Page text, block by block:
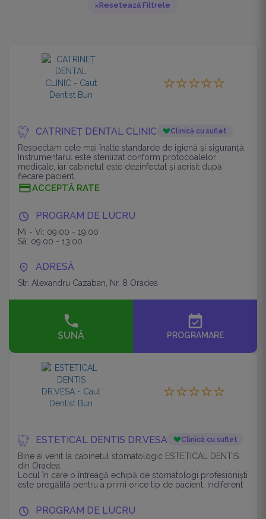
Resetează Filtrele
CATRINEȚ DENTAL CLINIC Clinică cu suflet
Respectăm cele mai înalte standarde de igienă și siguranță.
Instrumentarul este sterilizat conform protocoalelor
medicale, iar cabinetul este dezinfectat și aerisit după
fiecare pacient.
ACCEPTĂ RATE
PROGRAM DE LUCRU
Mi - Vi: 09:00 - 19:00
Sâ: 09:00 - 13:00
ADRESĂ
Str. Alexandru Cazaban, Nr. 8 Oradea
SUNĂ
event_available
PROGRAMARE
ESTETICAL DENTIS DR.VESA Clinică cu suflet
Bine ai venit la cabinetul stomatologic ESTETICAL DENTIS
din Oradea.
Locul în care o întreagă echipă de stomatologi profesioniști
este pregătită pentru a primi orice tip de pacient, indiferent
PROGRAM DE LUCRU